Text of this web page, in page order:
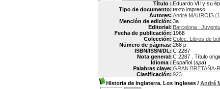
Título : Eduardo VII y su
Tipo de documento: texto impreso
Autores: André MAUROIS
Mención de edición: 3a
Editorial: Barcelona :
Fecha de publicación: 1968
Colección: Colec. Libros de
Número de páginas: 268 p
ISBN/ISSN/DL: C 2287
Nota general: C 2287 . Título
Idioma : Español (spa)
Palabras clave: GRAN BRETAÑA-
Clasificación: 923
Historia de Inglaterra. Los ingleses / André